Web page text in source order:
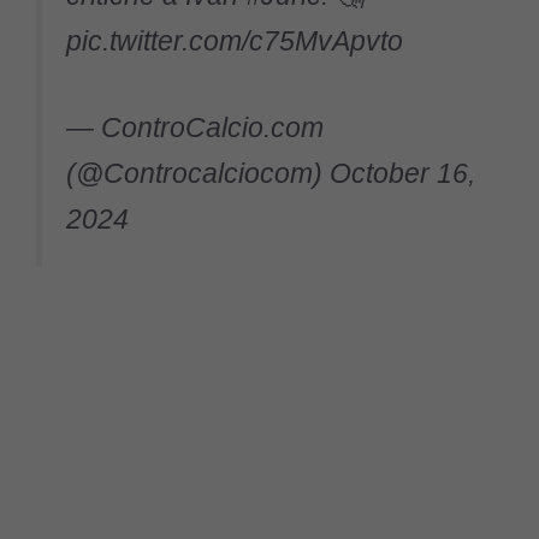
pic.twitter.com/c75MvApvto
— ControCalcio.com
(@Controcalciocom) October 16,
2024